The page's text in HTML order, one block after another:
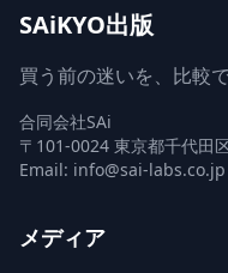
SAiKYO出版
買う前の迷いを、比較
合同会社SAi
〒101-0024 東京都千代田
Email: info@sai-labs.co.jp
メディア